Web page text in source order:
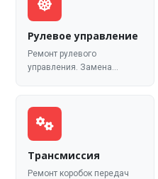
Рулевое управление
Ремонт рулевого
управления. Замена
ГУР.
Трансмиссия
Ремонт коробок передач